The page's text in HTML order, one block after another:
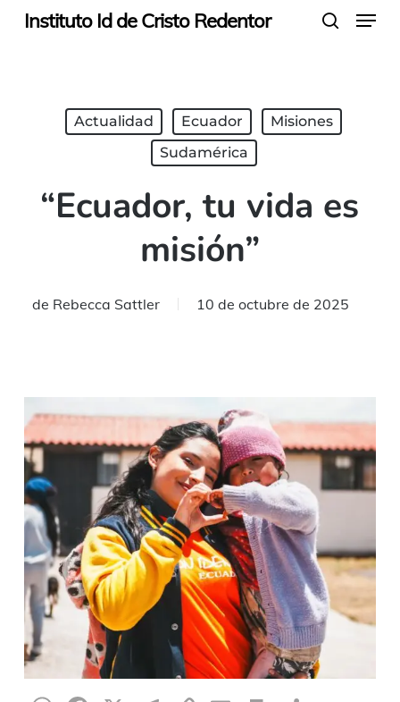
SkipInstituto Id de Cristo Redentor Menu
Actualidad Ecuador
Misiones
Sudamérica
“Ecuador, tu vida es
misión”
de Rebecca Sattler 10 de octubre de 2025